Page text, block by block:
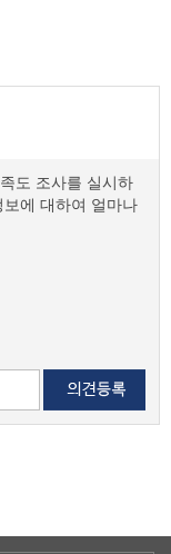
도 조사를 실시하
에 대하여 얼마나